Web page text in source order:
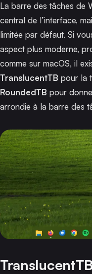
La barre des tâches de
central de l’interface,
limitée par défaut. Si
aspect plus moderne,
comme sur macOS, il
TranslucentTB pour la
RoundedTB pour
arrondie à la barre des